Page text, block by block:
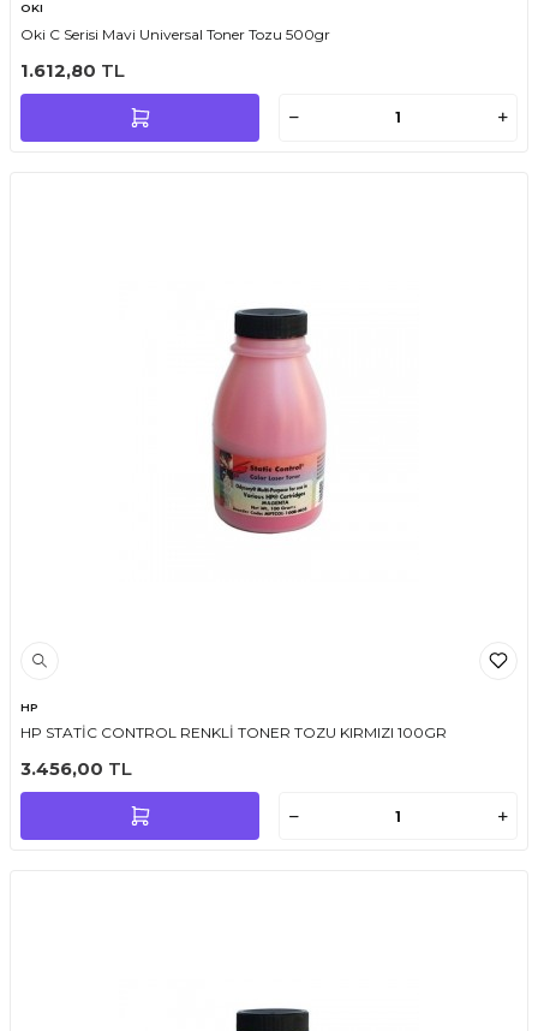
OKI
Oki C Serisi Mavi Universal Toner Tozu 500gr
1.612,80 TL
HP
HP STATİC CONTROL RENKLİ TONER TOZU KIRMIZI 100GR
3.456,00 TL